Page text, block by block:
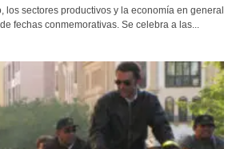
los sectores productivos y la economía en general
fechas conmemorativas. Se celebra a las...